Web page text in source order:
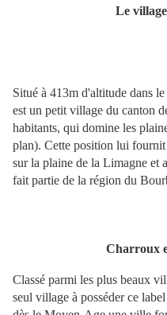
Le
Situé à 413m d'altitude dans
est un petit village du canton
habitants, qui domine les
plan). Cette position lui
sur la plaine de la Limagne et
fait partie de la région du
Charroux
Classé parmi les plus beaux
seul village à posséder ce